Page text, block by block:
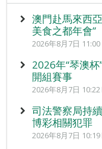
澳門赴馬來西
美食之都年會”
2026年8月7日 11:00
2026年“琴澳
開組賽事
2026年8月7日 10:22
司法警察局持
博彩相關犯罪
2026年8月7日 10:19